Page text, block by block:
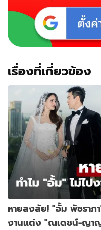
คน
คน
เรื่องที่เกี่ยวข้อง
หายสงสัย! "อั้ม พัชราภ
งานแต่ง "ณเดชน์-ญา